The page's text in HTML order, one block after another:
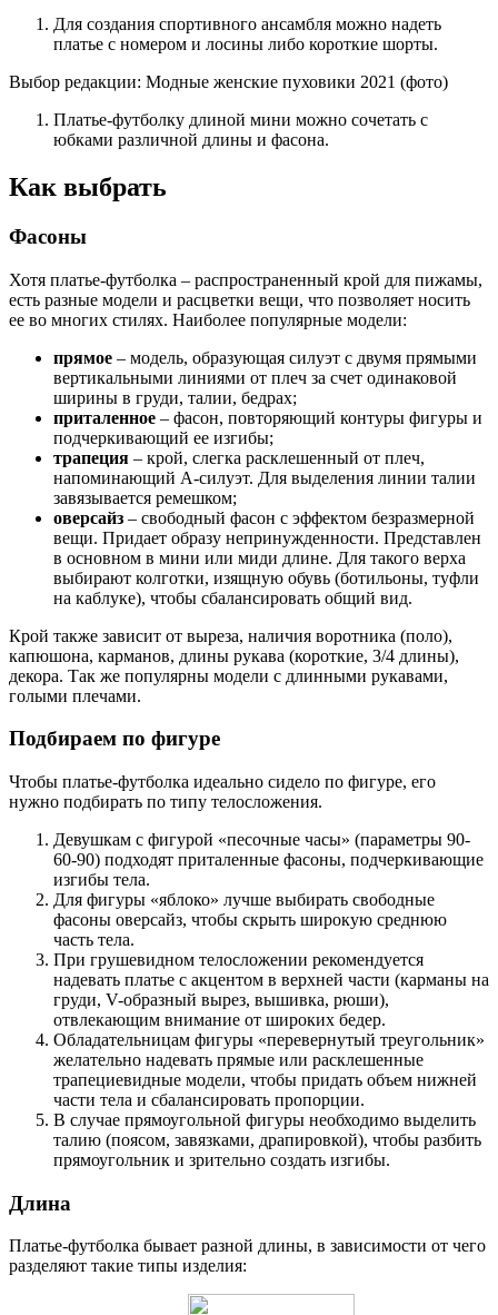
Для создания спортивного ансамбля можно надеть
платье с номером и лосины либо короткие шорты.
Выбор редакции: Модные женские пуховики 2021 (фото)
Платье-футболку длиной мини можно сочетать с
юбками различной длины и фасона.
Как выбрать
Фасоны
Хотя платье-футболка – распространенный крой для пижамы,
есть разные модели и расцветки вещи, что позволяет носить
ее во многих стилях. Наиболее популярные модели:
прямое – модель, образующая силуэт с двумя прямыми
вертикальными линиями от плеч за счет одинаковой
ширины в груди, талии, бедрах;
приталенное – фасон, повторяющий контуры фигуры и
подчеркивающий ее изгибы;
трапеция – крой, слегка расклешенный от плеч,
напоминающий А-силуэт. Для выделения линии талии
завязывается ремешком;
оверсайз – свободный фасон с эффектом безразмерной
вещи. Придает образу непринужденности. Представлен
в основном в мини или миди длине. Для такого верха
выбирают колготки, изящную обувь (ботильоны, туфли
на каблуке), чтобы сбалансировать общий вид.
Крой также зависит от выреза, наличия воротника (поло),
капюшона, карманов, длины рукава (короткие, 3/4 длины),
декора. Так же популярны модели с длинными рукавами,
голыми плечами.
Подбираем по фигуре
Чтобы платье-футболка идеально сидело по фигуре, его
нужно подбирать по типу телосложения.
Девушкам с фигурой «песочные часы» (параметры 90-
60-90) подходят приталенные фасоны, подчеркивающие
изгибы тела.
Для фигуры «яблоко» лучше выбирать свободные
фасоны оверсайз, чтобы скрыть широкую среднюю
часть тела.
При грушевидном телосложении рекомендуется
надевать платье с акцентом в верхней части (карманы на
груди, V-образный вырез, вышивка, рюши),
отвлекающим внимание от широких бедер.
Обладательницам фигуры «перевернутый треугольник»
желательно надевать прямые или расклешенные
трапециевидные модели, чтобы придать объем нижней
части тела и сбалансировать пропорции.
В случае прямоугольной фигуры необходимо выделить
талию (поясом, завязками, драпировкой), чтобы разбить
прямоугольник и зрительно создать изгибы.
Длина
Платье-футболка бывает разной длины, в зависимости от чего
разделяют такие типы изделия: